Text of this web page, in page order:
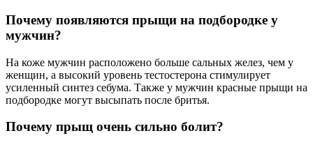
Почему появляются прыщи на подбородке у
мужчин?
На коже мужчин расположено больше сальных желез, чем у
женщин, а высокий уровень тестостерона стимулирует
усиленный синтез себума. Также у мужчин красные прыщи на
подбородке могут высыпать после бритья.
Почему прыщ очень сильно болит?